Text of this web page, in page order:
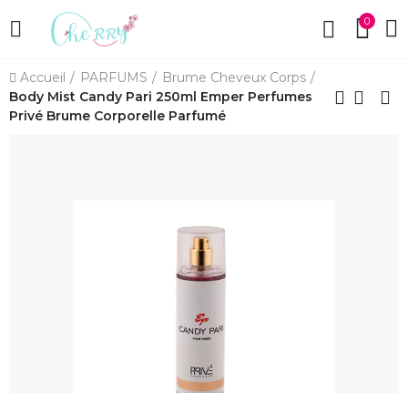
0
Accueil PARFUMS
Brume Cheveux Corps
Body Mist Candy Pari 250ml Emper Perfumes
Privé Brume Corporelle Parfumé